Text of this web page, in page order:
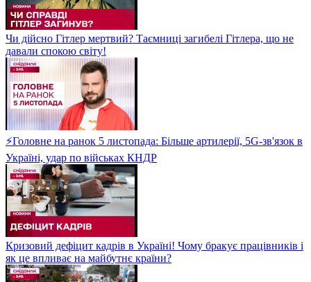
Чи дійсно Гітлер мертвий? Таємниці загибелі Гітлера, що не
давали спокою світу!
⚡Головне на ранок 5 листопада: Більше артилерії, 5G-зв'язок в
Україні, удар по військах КНДР
Кризовий дефіцит кадрів в Україні! Чому бракує працівників і
як це впливає на майбутнє країни?